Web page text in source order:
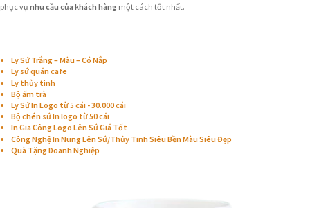
phục vụ nhu cầu của khách hàng một cách tốt nhất.
Ly Sứ Trắng – Màu – Có Nắp
Ly sứ quán cafe
Ly thủy tinh
Bộ ấm trà
Ly Sứ In Logo từ 5 cái - 30.000 cái
Bộ chén sứ In logo từ 50 cái
In Gia Công Logo Lên Sứ Giá Tốt
Công Nghệ In Nung Lên Sứ/Thủy Tinh Siêu Bền Màu Siêu Đẹp
Quà Tặng Doanh Nghiệp